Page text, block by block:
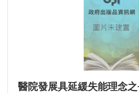
醫院發展具延緩失能理念